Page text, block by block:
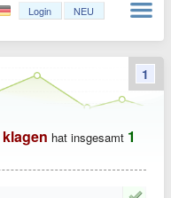
Login NEU
klagen hat insgesamt 1
1